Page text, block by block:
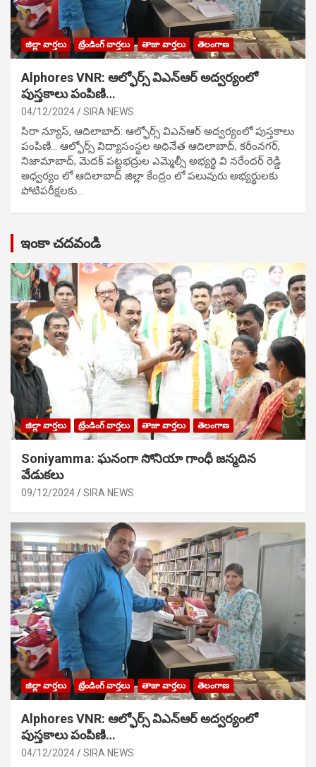
జిల్లా వార్తలు ట్రేండింగ్ వార్తలు తాజా వార్తలు తెలంగాణ
Alphores VNR: ఆల్ఫోర్స్ విఎన్ఆర్ అద్వర్యంలో
పుస్తకాలు పంపిణి…
04/12/2024 SIRA NEWS
సిరా న్యూస్, ఆదిలాబాద్: ఆల్ఫోర్స్ విఎన్ఆర్ అద్వర్యంలో పుస్తకాలు
పంపిణి… ఆల్ఫోర్స్ విద్యాసంస్థల అధినేత ఆదిలాబాద్, కరీంనగర్,
నిజామాబాద్, మెదక్ పట్టభద్రుల ఎమ్మెల్సీ అభ్యర్థి వి నరేందర్ రెడ్డి
అధ్వర్యం లో ఆదిలాబాద్ జిల్లా కేంద్రం లో పలువురు అభ్యర్థులకు
పోటిప‌రీక్ష‌ల‌కు…
ఇంకా చదవండి
జిల్లా వార్తలు ట్రేండింగ్ వార్తలు తాజా వార్తలు తెలంగాణ
Soniyamma: ఘ‌నంగా సోనియా గాంధీ జ‌న్మ‌దిన
వేడుక‌లు
09/12/2024 SIRA NEWS
జిల్లా వార్తలు ట్రేండింగ్ వార్తలు తాజా వార్తలు తెలంగాణ
Alphores VNR: ఆల్ఫోర్స్ విఎన్ఆర్ అద్వర్యంలో
పుస్తకాలు పంపిణి…
04/12/2024 SIRA NEWS